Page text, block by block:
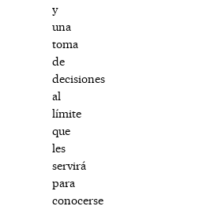
y
una
toma
de
decisiones
al
límite
que
les
servirá
para
conocerse